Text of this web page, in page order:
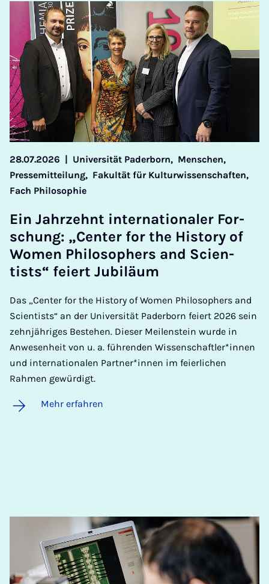
28.07.2026 Universität Paderborn, Menschen,
Pressemitteilung, Fakultät für Kulturwissenschaften,
Fach Philosophie
Ein Jahr­zehnt in­ter­na­ti­o­na­ler For­
schung: „Cen­ter for the His­to­ry of
Wo­men Phi­lo­so­phers and Scien­
tists“ fei­ert Ju­bi­lä­um
Das „Center for the History of Women Philosophers and
Scientists“ an der Universität Paderborn feiert 2026 sein
zehnjähriges Bestehen. Dieser Meilenstein wurde in
Anwesenheit von u. a. führenden Wissenschaftler*innen
und internationalen Partner*innen im feierlichen
Rahmen gewürdigt.
Mehr erfahren